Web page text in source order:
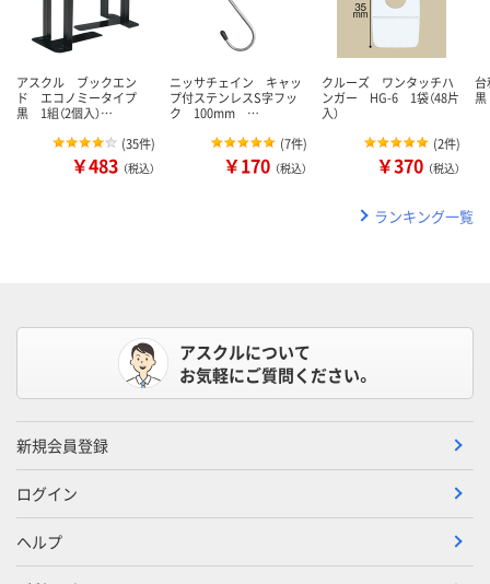
アスクル ブックエン
ド エコノミータイプ
黒 1組（2個入）…
(35件)
￥483 （税込）
ニッサチェイン キャッ
プ付ステンレスS字フッ
ク 100mm …
(7件)
￥170 （税込）
クルーズ ワンタッチハ
ンガー HG-6 1袋（48片
入）
(2件)
￥370 （税込）
台
黒
ランキング一覧
アスクルについて
お気軽にご質問ください。
新規会員登録
ログイン
ヘルプ